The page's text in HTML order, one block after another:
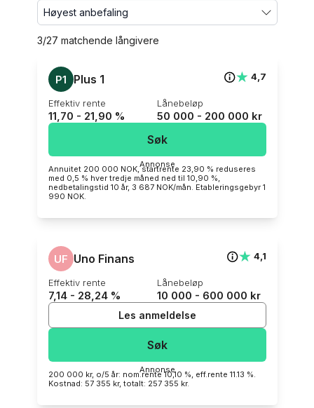
3/27 matchende långivere
P1 Plus 1 ★
★ 4,7
effektiv rente
11,70 - 21,90 %
lånebeløp
50 000 - 200 000 kr
Søk
annonse
Annuitet 200 000 NOK, startrente 23,90 % reduseres
med 0,5 % hver tredje måned ned til 10,90 %,
nedbetalingstid 10 år, 3 687 NOK/mån. Etableringsgebyr 1
990 NOK.
UF Uno Finans ★
★ 4,1
effektiv rente
7,14 - 28,24 %
lånebeløp
10 000 - 600 000 kr
Les anmeldelse
Søk
annonse
200 000 kr, o/5 år: nom.rente 10,10 %, eff.rente 11.13 %.
Kostnad: 57 355 kr, totalt: 257 355 kr.